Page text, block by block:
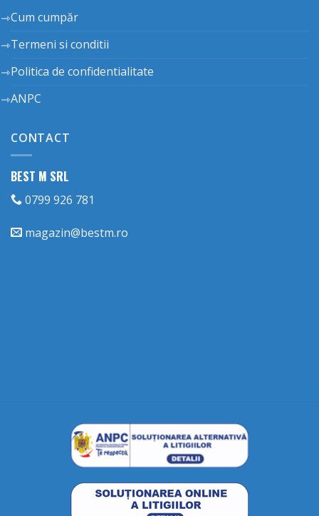
Cum cumpăr
Termeni si conditii
Politica de confidentialitate
ANPC
CONTACT
BEST M SRL
0799 926 781
magazin@bestm.ro